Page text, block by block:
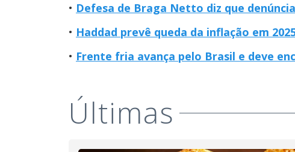
Defesa de Braga Netto diz que
Haddad prevê queda da inflação em
Frente fria avança pelo Brasil e deve
Últimas